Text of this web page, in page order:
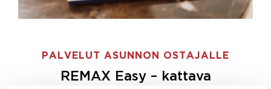
PALVELUT ASUNNON OSTAJALLE
REMAX Easy – kattava